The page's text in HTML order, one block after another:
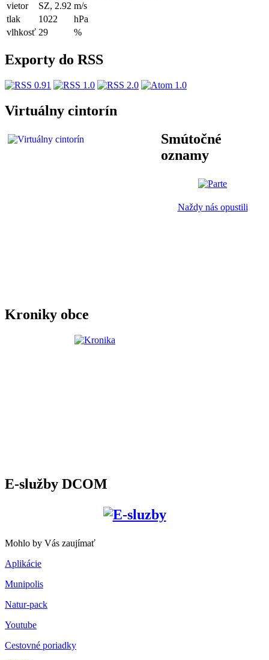
vietor
SZ, 2.92 m/s
tlak
1022
hPa
vlhkosť 29 %
Exporty do RSS
Virtuálny cintorín
Smútočné
oznamy
Naždy nás opustili
Kroniky obce
E-služby DCOM
Mohlo by Vás zaujímať
Aplikácie
Munipolis
Natur-pack
Youtube
Cestovné poriadky